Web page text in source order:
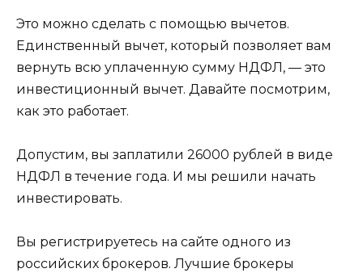
Это можно сделать с помощью вычетов.
Единственный вычет, который позволяет вам
вернуть всю уплаченную сумму НДФЛ, — это
инвестиционный вычет. Давайте посмотрим,
как это работает.
Допустим, вы заплатили 26000 рублей в виде
НДФЛ в течение года. И мы решили начать
инвестировать.
Вы регистрируетесь на сайте одного из
российских брокеров. Лучшие брокеры